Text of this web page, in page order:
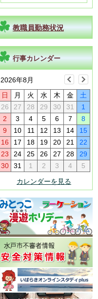
教職員勤務状況
行事カレンダー
2026年8月
日 月 火 水 木 金
土
26
27 28 29 30 31
1
2
3 4 5 6 7
8
9
10 11 12 13 14
15
16
17 18 19 20 21
22
23
24 25 26 27 28
29
30
31 1 2 3 4
5
カレンダーを見る